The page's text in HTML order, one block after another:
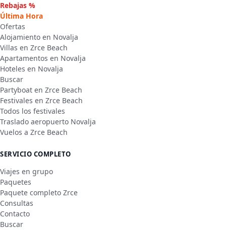
Rebajas %
Última Hora
Ofertas
Alojamiento en Novalja
Villas en Zrce Beach
Apartamentos en Novalja
Hoteles en Novalja
Buscar
Partyboat en Zrce Beach
Festivales en Zrce Beach
Todos los festivales
Traslado aeropuerto Novalja
Vuelos a Zrce Beach
SERVICIO COMPLETO
Viajes en grupo
Paquetes
Paquete completo Zrce
Consultas
Contacto
Buscar